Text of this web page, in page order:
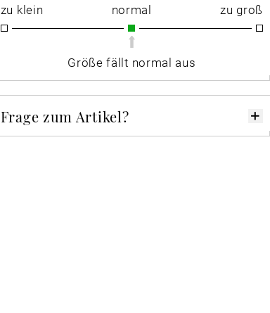
zu klein normal zu groß
Größe fällt normal aus
Frage zum Artikel?